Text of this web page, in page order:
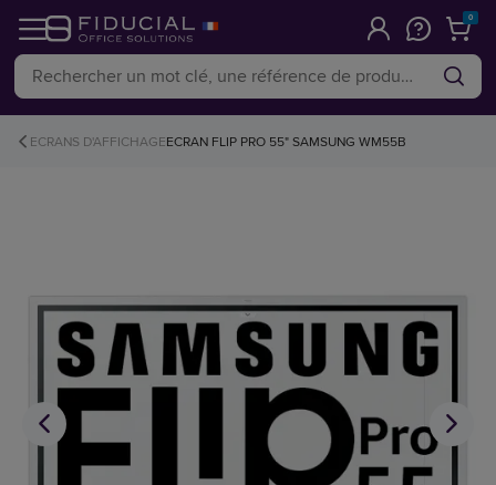
0
ECRANS D'AFFICHAGEECRAN FLIP PRO 55" SAMSUNG WM55B